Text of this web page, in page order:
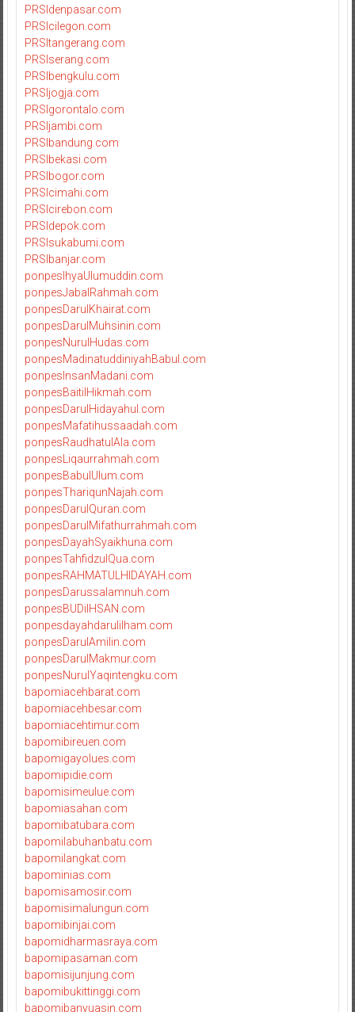
PRSIdenpasar.com
PRSIcilegon.com
PRSItangerang.com
PRSIserang.com
PRSIbengkulu.com
PRSIjogja.com
PRSIgorontalo.com
PRSIjambi.com
PRSIbandung.com
PRSIbekasi.com
PRSIbogor.com
PRSIcimahi.com
PRSIcirebon.com
PRSIdepok.com
PRSIsukabumi.com
PRSIbanjar.com
ponpesIhyaUlumuddin.com
ponpesJabalRahmah.com
ponpesDarulKhairat.com
ponpesDarulMuhsinin.com
ponpesNurulHudas.com
ponpesMadinatuddiniyahBabul.com
ponpesInsanMadani.com
ponpesBaitilHikmah.com
ponpesDarulHidayahul.com
ponpesMafatihussaadah.com
ponpesRaudhatulAla.com
ponpesLiqaurrahmah.com
ponpesBabulUlum.com
ponpesThariqunNajah.com
ponpesDarulQuran.com
ponpesDarulMifathurrahmah.com
ponpesDayahSyaikhuna.com
ponpesTahfidzulQua.com
ponpesRAHMATULHIDAYAH.com
ponpesDarussalamnuh.com
ponpesBUDiIHSAN.com
ponpesdayahdarulilham.com
ponpesDarulAmilin.com
ponpesDarulMakmur.com
ponpesNurulYaqintengku.com
bapomiacehbarat.com
bapomiacehbesar.com
bapomiacehtimur.com
bapomibireuen.com
bapomigayolues.com
bapomipidie.com
bapomisimeulue.com
bapomiasahan.com
bapomibatubara.com
bapomilabuhanbatu.com
bapomilangkat.com
bapominias.com
bapomisamosir.com
bapomisimalungun.com
bapomibinjai.com
bapomidharmasraya.com
bapomipasaman.com
bapomisijunjung.com
bapomibukittinggi.com
bapomibanyuasin.com